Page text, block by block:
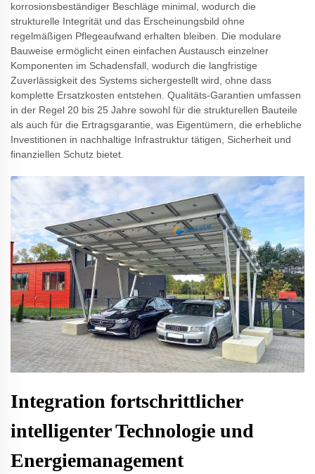
korrosionsbeständiger Beschläge minimal, wodurch die
strukturelle Integrität und das Erscheinungsbild ohne
regelmäßigen Pflegeaufwand erhalten bleiben. Die modulare
Bauweise ermöglicht einen einfachen Austausch einzelner
Komponenten im Schadensfall, wodurch die langfristige
Zuverlässigkeit des Systems sichergestellt wird, ohne dass
komplette Ersatzkosten entstehen. Qualitäts-Garantien umfassen
in der Regel 20 bis 25 Jahre sowohl für die strukturellen Bauteile
als auch für die Ertragsgarantie, was Eigentümern, die erhebliche
Investitionen in nachhaltige Infrastruktur tätigen, Sicherheit und
finanziellen Schutz bietet.
Integration fortschrittlicher
intelligenter Technologie und
Energiemanagement